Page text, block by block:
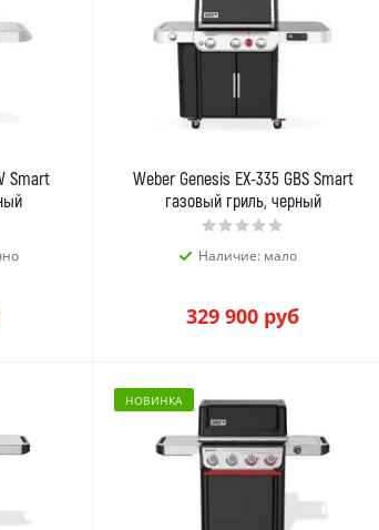
Smart
Weber Genesis EX-335 GBS Smart
газовый гриль, черный
Наличие: мало
329 900 руб
НОВИНКА